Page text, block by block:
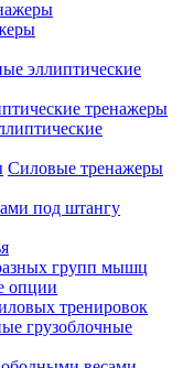
эллиптические
тренажеры
Силовые тренажеры
под штангу
групп мышц
опции
тренировок
грузоблочные